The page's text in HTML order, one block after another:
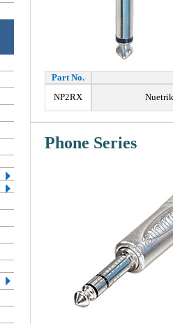
Part No.
NP2RX
Phone Series